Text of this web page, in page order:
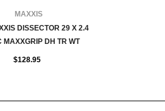
MAXXIS
DISSECTOR 29 X 2.4
MAXXGRIP DH TR WT
$128.95